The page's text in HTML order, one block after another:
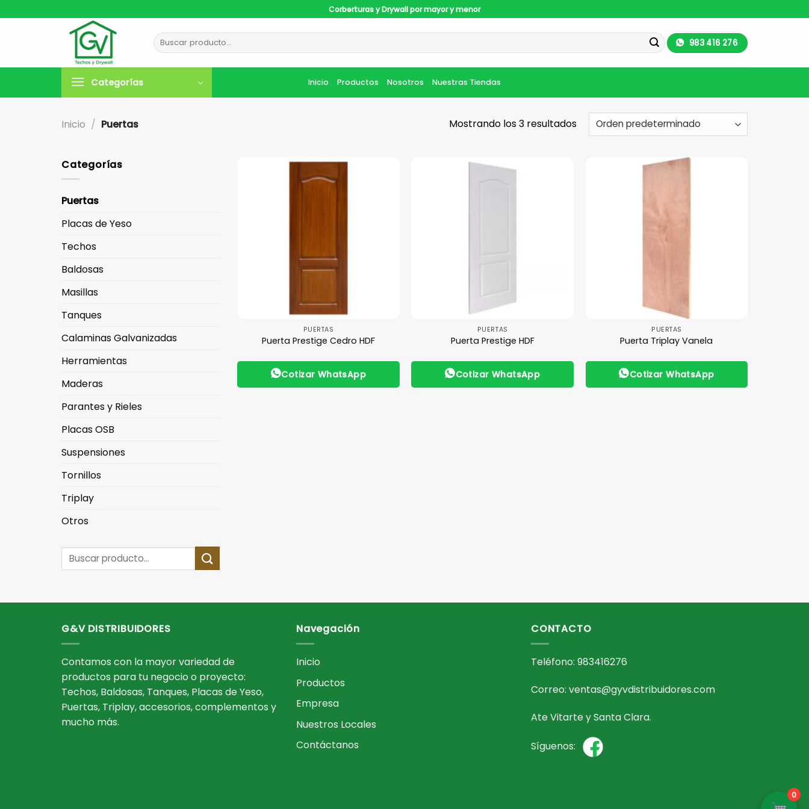
al
Corberturas y Drywall por mayor y menor
Buscar
por:
983 416 276
Categorías Inicio Productos Nosotros Nuestras Tiendas
Inicio / Puertas Mostrando los 3 resultados
Categorías
Puertas
Placas de Yeso
Techos
Baldosas
Masillas
Tanques
Calaminas Galvanizadas
Herramientas
Maderas
Parantes y Rieles
Placas OSB
Suspensiones
Tornillos
Triplay
Otros
Buscar
por:
PUERTAS
Puerta Prestige Cedro HDF
Cotizar WhatsApp
PUERTAS
Puerta Prestige HDF
Cotizar WhatsApp
PUERTAS
Puerta Triplay Vanela
Cotizar WhatsApp
G&V DISTRIBUIDORES
Contamos con la mayor variedad de
productos para tu negocio o proyecto:
Techos, Baldosas, Tanques, Placas de Yeso,
Puertas, Triplay, accesorios, complementos y
mucho más.
Navegación
Inicio
Productos
Empresa
Nuestros Locales
Contáctanos
CONTACTO
Teléfono: 983416276
Correo: ventas@gyvdistribuidores.com
Ate Vitarte y Santa Clara.
Síguenos:
0